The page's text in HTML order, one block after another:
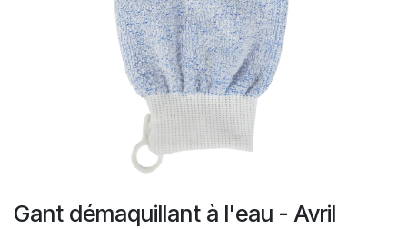
Gant démaquillant à l'eau - Avril